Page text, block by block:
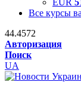
EUR
Все курсы
44.4572
Авторизация
Поиск
UA